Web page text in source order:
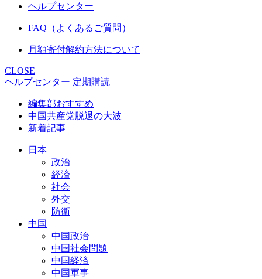
ヘルプセンター
FAQ（よくあるご質問）
月額寄付解約方法について
CLOSE
ヘルプセンター 定期購読
編集部おすすめ
中国共産党脱退の大波
新着記事
日本
政治
経済
社会
外交
防衛
中国
中国政治
中国社会問題
中国経済
中国軍事